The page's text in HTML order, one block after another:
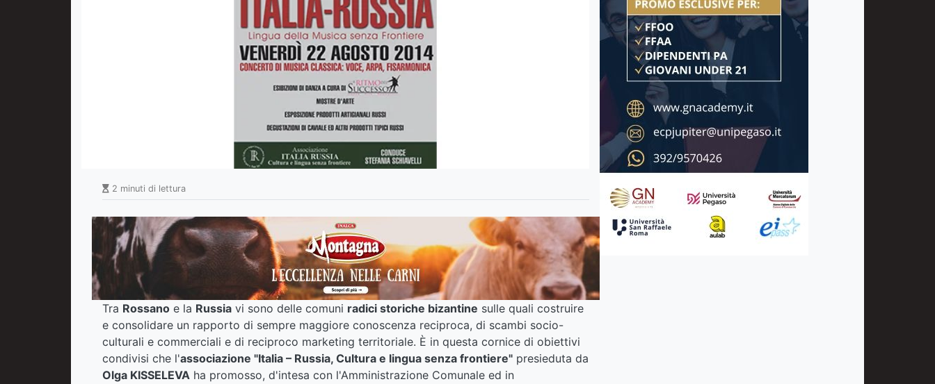
2 minuti di lettura
Tra Rossano e la Russia vi sono delle comuni radici storiche bizantine sulle quali costruire
e consolidare un rapporto di sempre maggiore conoscenza reciproca, di scambi socio-
culturali e commerciali e di reciproco marketing territoriale. È in questa cornice di obiettivi
condivisi che l'associazione "Italia – Russia, Cultura e lingua senza frontiere" presieduta da
Olga KISSELEVA ha promosso, d'intesa con l'Amministrazione Comunale ed in